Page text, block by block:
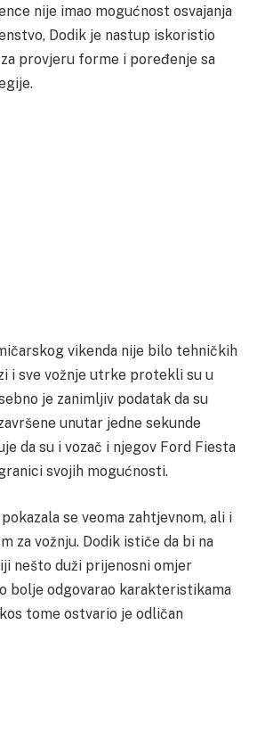
nije imao mogućnost osvajanja
Dodik je nastup iskoristio
provjeru forme i poređenje sa
vikenda nije bilo tehničkih
i sve vožnje utrke protekli su u
je zanimljiv podatak da su
unutar jedne sekunde
da su i vozač i njegov Ford Fiesta
svojih mogućnosti.
se veoma zahtjevnom, ali i
za vožnju. Dodik ističe da bi na
nešto duži prijenosni omjer
bolje odgovarao karakteristikama
tome ostvario je odličan